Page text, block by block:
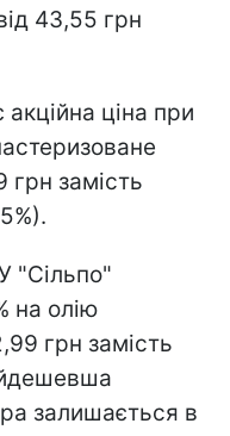
43,55 грн
акційна ціна при
замість
"Сільпо"
на олію
грн замість
залишається в